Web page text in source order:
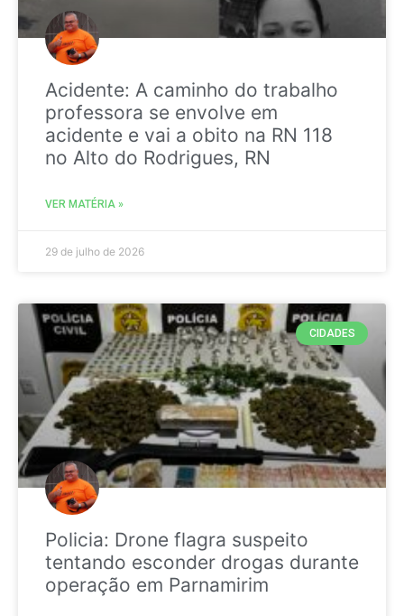
Acidente: A caminho do trabalho
professora se envolve em
acidente e vai a obito na RN 118
no Alto do Rodrigues, RN
VER MATÉRIA »
29 de julho de 2026
CIDADES
Policia: Drone flagra suspeito
tentando esconder drogas durante
operação em Parnamirim